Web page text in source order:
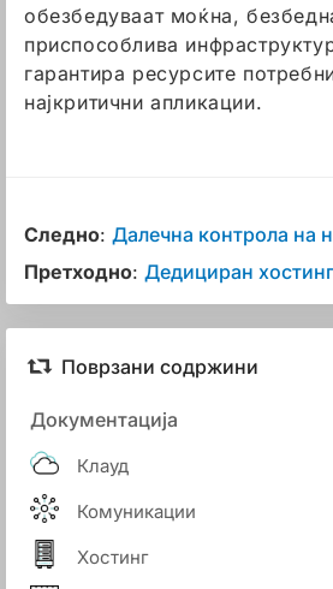
обезбедуваат моќна,
приспособлива
гарантира ресурсите
најкритични апликации.
Следно: Далечна контрола на
Претходно: Дедициран хостинг
Поврзани содржини
Документација
Клауд
Комуникации
Хостинг